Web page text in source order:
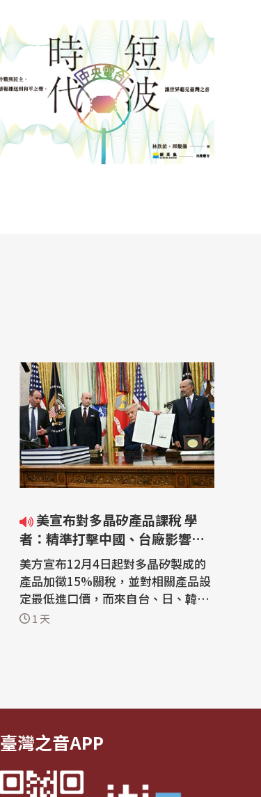
美宣布對多晶矽產品課稅 學
者：精準打擊中國、台廠影響有
限
美方宣布12月4日起對多晶矽製成的
產品加徵15%關稅，並對相關產品設
定最低進口價，而來自台、日、韓及
歐盟產品適用稅率與海關稅合計總和
1 天
臺灣之音APP